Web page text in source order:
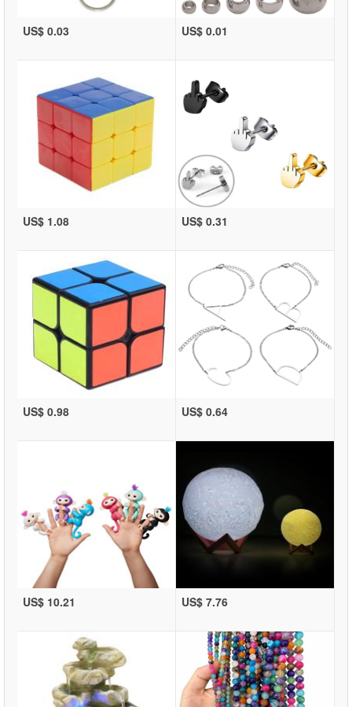
US$ 0.03 US$ 0.01
US$ 1.08 US$ 0.31
US$ 0.98 US$ 0.64
US$ 10.21 US$ 7.76